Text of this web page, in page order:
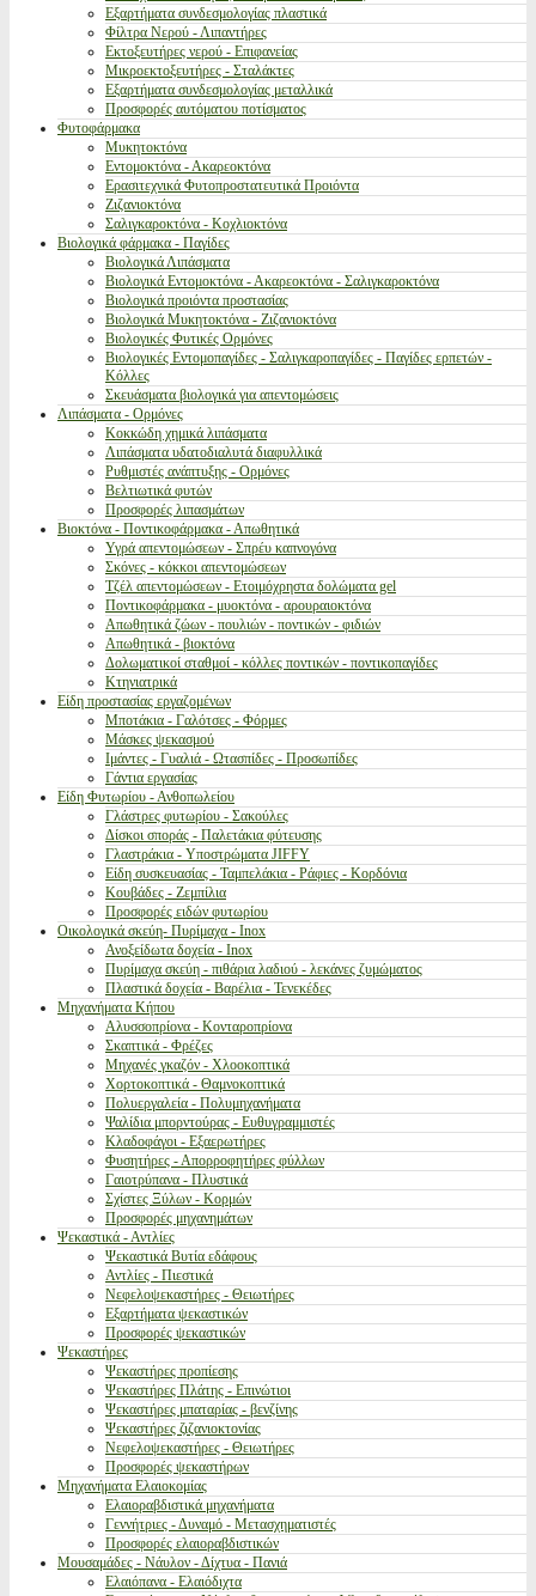
Εξαρτήματα συνδεσμολογίας πλαστικά
Φίλτρα Νερού - Λιπαντήρες
Εκτοξευτήρες νερού - Επιφανείας
Μικροεκτοξευτήρες - Σταλάκτες
Εξαρτήματα συνδεσμολογίας μεταλλικά
Προσφορές αυτόματου ποτίσματος
Φυτοφάρμακα
Μυκητοκτόνα
Εντομοκτόνα - Ακαρεοκτόνα
Ερασιτεχνικά Φυτοπροστατευτικά Προιόντα
Ζιζανιοκτόνα
Σαλιγκαροκτόνα - Κοχλιοκτόνα
Βιολογικά φάρμακα - Παγίδες
Βιολογικά Λιπάσματα
Βιολογικά Εντομοκτόνα - Ακαρεοκτόνα - Σαλιγκαροκτόνα
Βιολογικά προιόντα προστασίας
Βιολογικά Μυκητοκτόνα - Ζιζανιοκτόνα
Βιολογικές Φυτικές Ορμόνες
Βιολογικές Εντομοπαγίδες - Σαλιγκαροπαγίδες - Παγίδες ερπετών -
Κόλλες
Σκευάσματα βιολογικά για απεντομώσεις
Λιπάσματα - Ορμόνες
Κοκκώδη χημικά λιπάσματα
Λιπάσματα υδατοδιαλυτά διαφυλλικά
Ρυθμιστές ανάπτυξης - Ορμόνες
Βελτιωτικά φυτών
Προσφορές λιπασμάτων
Βιοκτόνα - Ποντικοφάρμακα - Απωθητικά
Υγρά απεντομώσεων - Σπρέυ καπνογόνα
Σκόνες - κόκκοι απεντομώσεων
Τζέλ απεντομώσεων - Ετοιμόχρηστα δολώματα gel
Ποντικοφάρμακα - μυοκτόνα - αρουραιοκτόνα
Απωθητικά ζώων - πουλιών - ποντικών - φιδιών
Απωθητικά - βιοκτόνα
Δολωματικοί σταθμοί - κόλλες ποντικών - ποντικοπαγίδες
Κτηνιατρικά
Είδη προστασίας εργαζομένων
Μποτάκια - Γαλότσες - Φόρμες
Μάσκες ψεκασμού
Ιμάντες - Γυαλιά - Ωτασπίδες - Προσωπίδες
Γάντια εργασίας
Είδη Φυτωρίου - Ανθοπωλείου
Γλάστρες φυτωρίου - Σακούλες
Δίσκοι σποράς - Παλετάκια φύτευσης
Γλαστράκια - Υποστρώματα JIFFY
Είδη συσκευασίας - Ταμπελάκια - Ράφιες - Κορδόνια
Κουβάδες - Ζεμπίλια
Προσφορές ειδών φυτωρίου
Οικολογικά σκεύη- Πυρίμαχα - Inox
Ανοξείδωτα δοχεία - Inox
Πυρίμαχα σκεύη - πιθάρια λαδιού - λεκάνες ζυμώματος
Πλαστικά δοχεία - Βαρέλια - Τενεκέδες
Μηχανήματα Κήπου
Αλυσσοπρίονα - Κονταροπρίονα
Σκαπτικά - Φρέζες
Μηχανές γκαζόν - Χλοοκοπτικά
Χορτοκοπτικά - Θαμνοκοπτικά
Πολυεργαλεία - Πολυμηχανήματα
Ψαλίδια μπορντούρας - Ευθυγραμμιστές
Κλαδοφάγοι - Εξαερωτήρες
Φυσητήρες - Απορροφητήρες φύλλων
Γαιοτρύπανα - Πλυστικά
Σχίστες Ξύλων - Κορμών
Προσφορές μηχανημάτων
Ψεκαστικά - Αντλίες
Ψεκαστικά Βυτία εδάφους
Αντλίες - Πιεστικά
Νεφελοψεκαστήρες - Θειωτήρες
Εξαρτήματα ψεκαστικών
Προσφορές ψεκαστικών
Ψεκαστήρες
Ψεκαστήρες προπίεσης
Ψεκαστήρες Πλάτης - Επινώτιοι
Ψεκαστήρες μπαταρίας - βενζίνης
Ψεκαστήρες ζιζανιοκτονίας
Νεφελοψεκαστήρες - Θειωτήρες
Προσφορές ψεκαστήρων
Μηχανήματα Ελαιοκομίας
Ελαιοραβδιστικά μηχανήματα
Γεννήτριες - Δυναμό - Μετασχηματιστές
Προσφορές ελαιοραβδιστικών
Μουσαμάδες - Νάυλον - Δίχτυα - Πανιά
Ελαιόπανα - Ελαιόδιχτα